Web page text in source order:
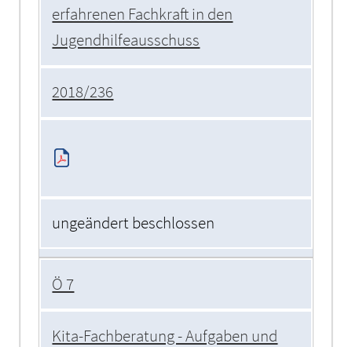
erfahrenen Fachkraft in den
Jugendhilfeausschuss
2018/236
ungeändert beschlossen
Ö 7
Kita-Fachberatung - Aufgaben und